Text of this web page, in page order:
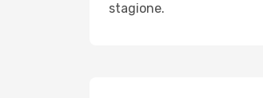
stagione.